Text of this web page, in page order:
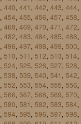
, 440, 441 , 442, 443, 444,
, 454, 455, 456, 457, 458,
, 468, 469, 470, 471 , 472,
, 482, 483, 484, 485, 486,
, 496, 497, 498, 499, 500,
, 510, 511 , 512, 513, 514,
, 524, 525, 526, 527, 528,
, 538, 539, 540, 541 , 542,
, 552, 553, 554, 555, 556,
, 566, 567, 568, 569, 570,
, 580, 581 , 582, 583, 584,
, 594, 595, 596, 597, 598,